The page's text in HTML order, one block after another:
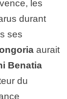
les
durant
ses
aurait
Benatia
du